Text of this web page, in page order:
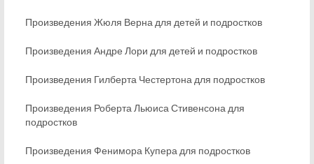
Произведения Жюля Верна для детей и подростков
Произведения Андре Лори для детей и подростков
Произведения Гилберта Честертона для подростков
Произведения Роберта Льюиса Стивенсона для
подростков
Произведения Фенимора Купера для подростков